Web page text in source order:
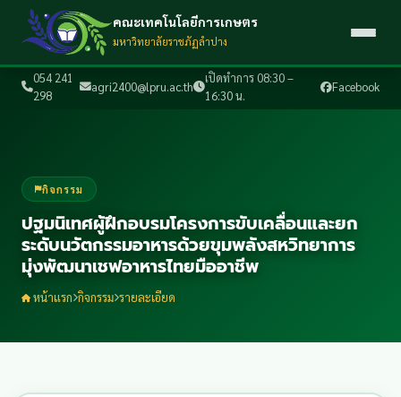
054 241
298
agri2400@lpru.ac.th
เปิดทำการ 08:30 –
16:30 น.
Facebook
คณะเทคโนโลยีการเกษตร
มหาวิทยาลัยราชภัฏลำปาง
กิจกรรม
ปฐมนิเทศผู้ฝึกอบรมโครงการขับเคลื่อนและยก
ระดับนวัตกรรมอาหารด้วยขุมพลังสหวิทยาการ
มุ่งพัฒนาเชฟอาหารไทยมืออาชีพ
หน้าแรก กิจกรรม รายละเอียด